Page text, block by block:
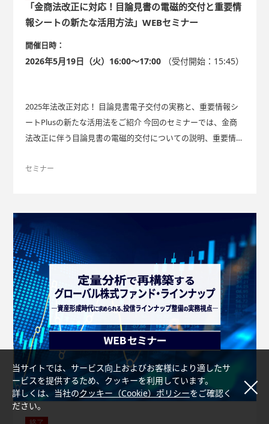
「金商法改正に対応！目論見書の電磁的交付と重要情
報シートの新たな活用方法」WEBセミナー
開催日時：
2026年5月19日（火）16:00～17:00 （受付開始：15:45）
2025年法改正対応！ 目論見書電子交付の実務と、重要情報シ
ートPlusの新たな活用法をご紹介 今回のセミナーでは、金商
法改正に伴う目論見書の電磁的交付についての説明、重要情報
Plus」サービスの特長をお伝えします。 「重要情報シートPlu
金融機関でご利用いただいております。 このたび、「重要情
報シートPlus」として以下の3つの要素を新たに追加（Plus）
し、ご好評いただいているサービスがさらに進化しました。 Pl
usされた3つのポイント 商品説明の完結性向上 リスク・リター
ン情報の充実 視認性の大幅な向上
セミナー
当サイトでは、サービス向上およびお客様により適したサ
ービスを提供するため、クッキーを利用しています。
詳しくは、当社のクッキー（Cookie）ポリシーをご確認く
ださい。